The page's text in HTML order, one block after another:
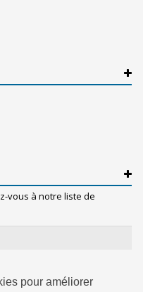
pour améliorer
vous à notre liste de